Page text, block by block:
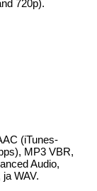
720p).
(iTunes-
MP3 VBR,
Audio,
WAV.